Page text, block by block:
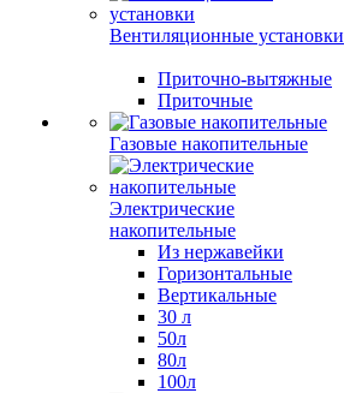
Вентиляционные установки
Приточно-вытяжные
Приточные
Газовые накопительные
Электрические
накопительные
Из нержавейки
Горизонтальные
Вертикальные
30 л
50л
80л
100л